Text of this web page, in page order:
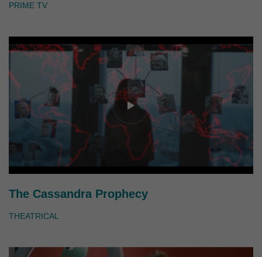
PRIME TV
The Cassandra Prophecy
THEATRICAL
Personenbezogene Daten können verarbeitet werden (z. B. IP-
Adressen), z. B. für personalisierte Anzeigen und Inhalte oder
Anzeigen- und Inhaltsmessung.
Weitere Informationen über die
Verwendung Ihrer Daten finden Sie in unserer
Datenschutzerklärung
Hier finden Sie eine Übersicht über alle verwendeten Cookies. Sie
können Ihre Einwilligung zu ganzen Kategorien geben oder sich
weitere Informationen anzeigen lassen und so nur bestimmte
Cookies auswählen.
Alle akzeptieren Speichern
Datenschutzeinstellungen
Essenzielle Cookies ermöglichen grundlegende Funktionen und sind für